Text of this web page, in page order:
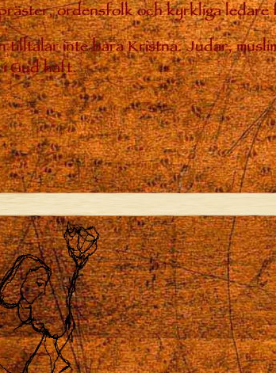
ordensfolk och kyrkliga ledare
tilltalar inte bara Kristna. Judar,
Gud haft.